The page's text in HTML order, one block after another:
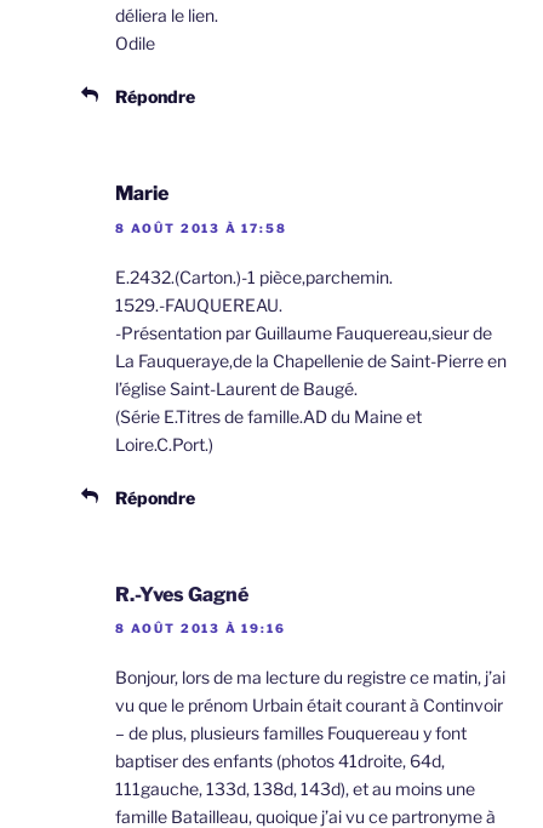
déliera le lien.
Odile
Répondre
Marie
8 AOÛT 2013 À 17:58
E.2432.(Carton.)-1 pièce,parchemin.
1529.-FAUQUEREAU.
-Présentation par Guillaume Fauquereau,sieur de
La Fauqueraye,de la Chapellenie de Saint-Pierre en
l’église Saint-Laurent de Baugé.
(Série E.Titres de famille.AD du Maine et
Loire.C.Port.)
Répondre
R.-Yves Gagné
8 AOÛT 2013 À 19:16
Bonjour, lors de ma lecture du registre ce matin, j’ai
vu que le prénom Urbain était courant à Continvoir
– de plus, plusieurs familles Fouquereau y font
baptiser des enfants (photos 41droite, 64d,
111gauche, 133d, 138d, 143d), et au moins une
famille Batailleau, quoique j’ai vu ce partronyme à